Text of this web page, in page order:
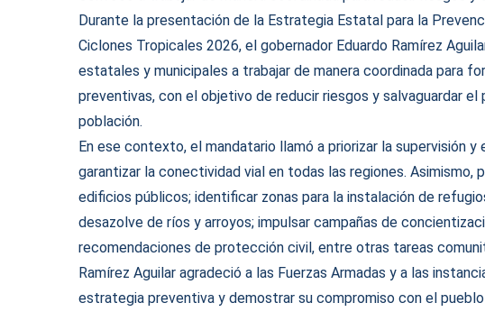
Durante la presentación de la Estrategia Estatal para la
Ciclones Tropicales 2026, el gobernador Eduardo Ramírez
estatales y municipales a trabajar de manera coordinada para
preventivas, con el objetivo de reducir riesgos y salvaguardar el
población.
En ese contexto, el mandatario llamó a priorizar la supervisión
garantizar la conectividad vial en todas las regiones. Asimismo,
edificios públicos; identificar zonas para la instalación de
desazolve de ríos y arroyos; impulsar campañas de
recomendaciones de protección civil, entre otras tareas
Ramírez Aguilar agradeció a las Fuerzas Armadas y a las
estrategia preventiva y demostrar su compromiso con el